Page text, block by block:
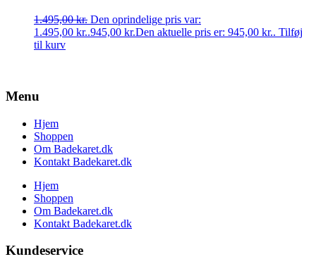
1.495,00kr. Den oprindelige pris var:
1.495,00 kr..945,00 kr.Den aktuelle pris er: 945,00 kr.. Tilføj
til kurv
Menu
Hjem
Shoppen
Om Badekaret.dk
Kontakt Badekaret.dk
Hjem
Shoppen
Om Badekaret.dk
Kontakt Badekaret.dk
Kundeservice